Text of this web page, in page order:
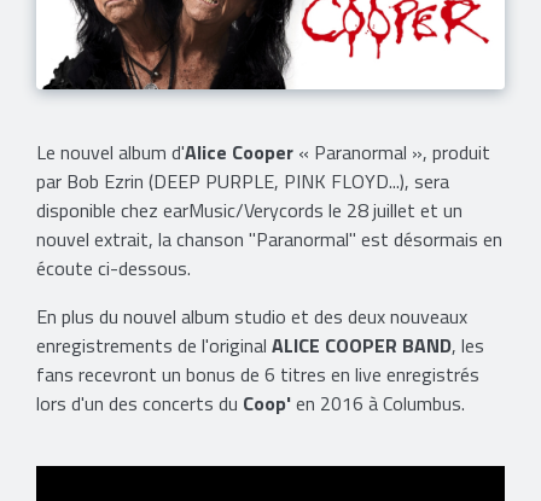
Le nouvel album d'Alice Cooper « Paranormal », produit
par Bob Ezrin (DEEP PURPLE, PINK FLOYD...), sera
disponible chez earMusic/Verycords le 28 juillet et un
nouvel extrait, la chanson "Paranormal" est désormais en
écoute ci-dessous.
En plus du nouvel album studio et des deux nouveaux
enregistrements de l'original ALICE COOPER BAND, les
fans recevront un bonus de 6 titres en live enregistrés
lors d'un des concerts du Coop'en 2016 à Columbus.